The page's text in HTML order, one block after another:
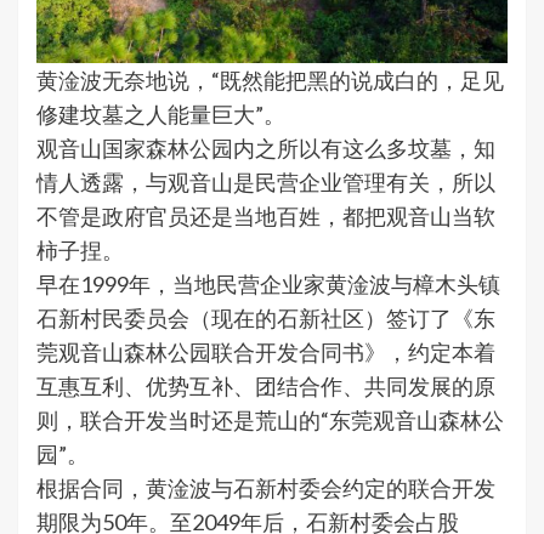
黄淦波无奈地说，“既然能把黑的说成白的，足见
修建坟墓之人能量巨大”。
观音山国家森林公园内之所以有这么多坟墓，知
情人透露，与观音山是民营企业管理有关，所以
不管是政府官员还是当地百姓，都把观音山当软
柿子捏。
早在1999年，当地民营企业家黄淦波与樟木头镇
石新村民委员会（现在的石新社区）签订了《东
莞观音山森林公园联合开发合同书》，约定本着
互惠互利、优势互补、团结合作、共同发展的原
则，联合开发当时还是荒山的“东莞观音山森林公
园”。
根据合同，黄淦波与石新村委会约定的联合开发
期限为50年。至2049年后，石新村委会占股